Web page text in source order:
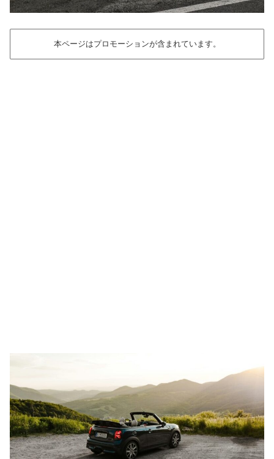
本ページはプロモーションが含まれています。